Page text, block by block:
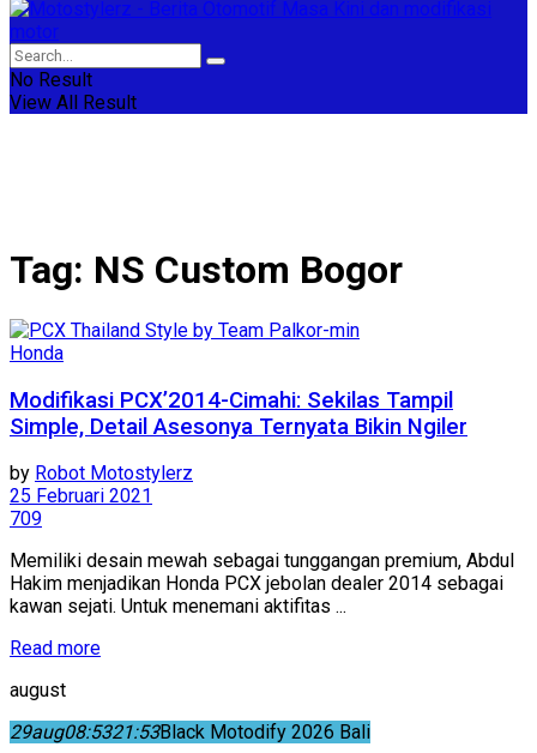
No Result
View All Result
Tag: NS Custom Bogor
Honda
Modifikasi PCX’2014-Cimahi: Sekilas Tampil
Simple, Detail Asesonya Ternyata Bikin Ngiler
by Robot Motostylerz
25 Februari 2021
709
Memiliki desain mewah sebagai tunggangan premium, Abdul
Hakim menjadikan Honda PCX jebolan dealer 2014 sebagai
kawan sejati. Untuk menemani aktifitas ...
Read more
august
29aug08:5321:53Black Motodify 2026 Bali